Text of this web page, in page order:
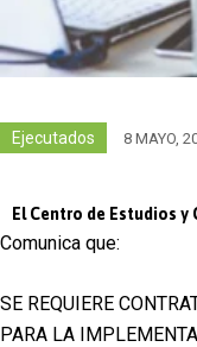
Ejecutados 8 MAYO,
El Centro de Estudios y
Comunica que:
SE REQUIERE
PARA LA